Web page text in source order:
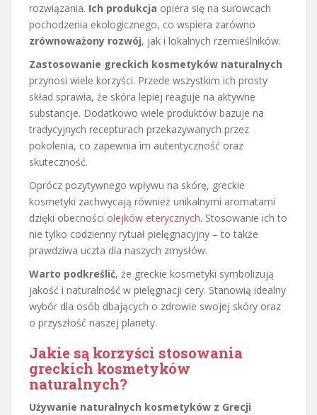
rozwiązania. Ich produkcja opiera się na surowcach
pochodzenia ekologicznego, co wspiera zarówno
zrównoważony rozwój, jak i lokalnych rzemieślników.
Zastosowanie greckich kosmetyków naturalnych
przynosi wiele korzyści. Przede wszystkim ich prosty
skład sprawia, że skóra lepiej reaguje na aktywne
substancje. Dodatkowo wiele produktów bazuje na
tradycyjnych recepturach przekazywanych przez
pokolenia, co zapewnia im autentyczność oraz
skuteczność.
Oprócz pozytywnego wpływu na skórę, greckie
kosmetyki zachwycają również unikalnymi aromatami
dzięki obecności olejków eterycznych. Stosowanie ich to
nie tylko codzienny rytuał pielęgnacyjny – to także
prawdziwa uczta dla naszych zmysłów.
Warto podkreślić, że greckie kosmetyki symbolizują
jakość i naturalność w pielęgnacji cery. Stanowią idealny
wybór dla osób dbających o zdrowie swojej skóry oraz
o przyszłość naszej planety.
Jakie są korzyści stosowania
greckich kosmetyków
naturalnych?
Używanie naturalnych kosmetyków z Grecji